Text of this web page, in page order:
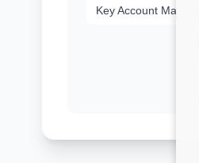
Key Account